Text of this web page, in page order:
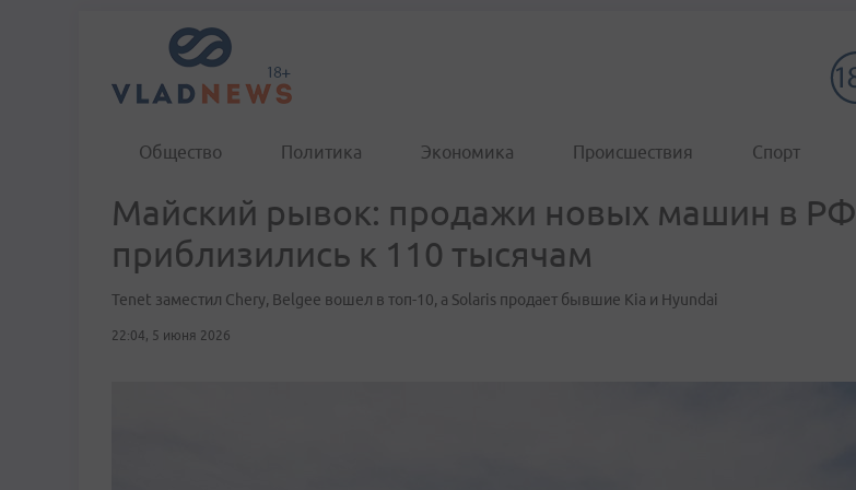
Общество Политика Экономика Происшествия Спорт
Майский рывок: продажи новых машин в РФ
приблизились к 110 тысячам
Tenet заместил Chery, Belgee вошел в топ-10, а Solaris продает бывшие Kia и Hyundai
22:04, 5 июня 2026